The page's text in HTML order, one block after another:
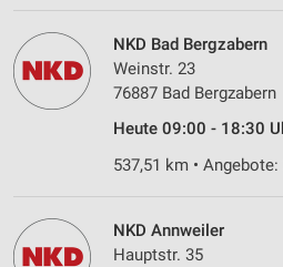
NKD Bad Bergzabern
Weinstr. 23
76887 Bad Bergzabern
Heute 09:00 - 18:30
537,51 km •
NKD Annweiler
Hauptstr. 35